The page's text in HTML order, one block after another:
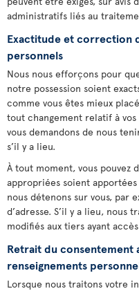
administratifs liés au
Exactitude et correction
personnels
Nous nous efforçons pour
notre possession soient
comme vous êtes mieux
tout changement relatif à
vous demandons de nous
s’il y a lieu.
À tout moment, vous pouvez
appropriées soient
nous détenons sur vous, par
d’adresse. S’il y a lieu, nous
modifiés aux tiers ayant
Retrait du consentement
renseignements
Lorsque nous traitons votre